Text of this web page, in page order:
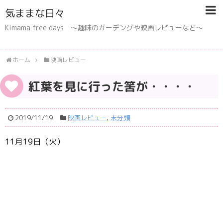
気ままな日々
Kimama free days 〜趣味のガーデングや映画レビューなど〜
ホーム 映画レビュー
紅葉を見に行った筈が・・・・
2019/11/19 映画レビュー, 未分類
11月19日（火）